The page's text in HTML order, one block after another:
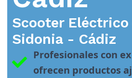
Scooter Eléctrico
Sidonia - Cádiz
Profesionales con
ofrecen productos